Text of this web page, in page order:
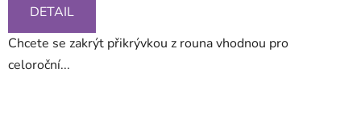
DETAIL
Chcete se zakrýt přikrývkou z rouna vhodnou pro
celoroční...